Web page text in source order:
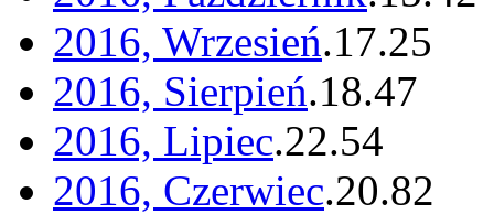
2016, Wrzesień.17.25
2016, Sierpień.18.47
2016, Lipiec.22.54
2016, Czerwiec.20.82